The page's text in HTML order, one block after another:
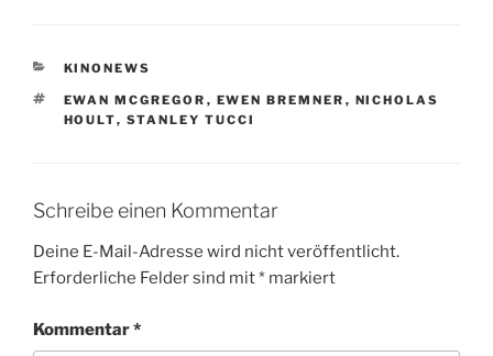
KATEGORIEN
KINONEWS
SCHLAGWÖRTER
EWAN MCGREGOR , EWEN BREMNER , NICHOLAS
HOULT, STANLEY TUCCI
Schreibe einen Kommentar
Deine E-Mail-Adresse wird nicht veröffentlicht.
Erforderliche Felder sind mit* markiert
Kommentar*